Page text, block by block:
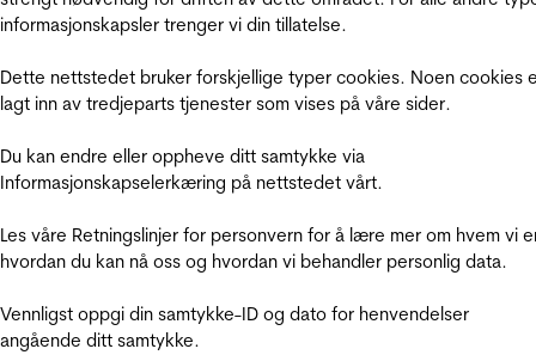
informasjonskapsler trenger vi din tillatelse.
Dette nettstedet bruker forskjellige typer cookies. Noen cookies
lagt inn av tredjeparts tjenester som vises på våre sider.
Du kan endre eller oppheve ditt samtykke via
Informasjonskapselerkæring på nettstedet vårt.
Les våre Retningslinjer for personvern for å lære mer om hvem vi
hvordan du kan nå oss og hvordan vi behandler personlig data.
Vennligst oppgi din samtykke-ID og dato for henvendelser
angående ditt samtykke.